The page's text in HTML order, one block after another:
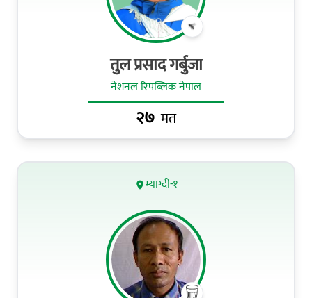
तुल प्रसाद गर्बुजा
नेशनल रिपब्लिक नेपाल
२७ मत
म्याग्दी-१